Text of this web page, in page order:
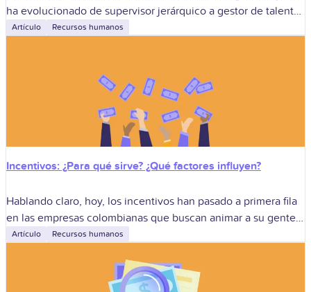
ha evolucionado de supervisor jerárquico a gestor de talento,
experiencia y propósito. Con plantillas multigeneracionales,
Artículo Recursos humanos
Incentivos: ¿Para qué sirve? ¿Qué factores influyen?
Hablando claro, hoy, los incentivos han pasado a primera fila
en las empresas colombianas que buscan animar a su gente,
disparar la productividad y retener a quienes marcan la
Artículo Recursos humanos